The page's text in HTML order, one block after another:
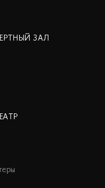
ЗАЛ